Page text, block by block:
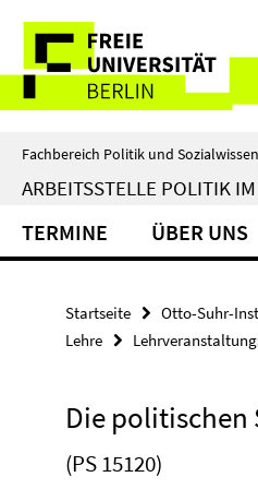
direkt
Inhalt
Service-
Navigation
Fachbereich Politik und
ARBEITSSTELLE POLITIK
TERMINE ÜBER UNS
Startseite Otto-Suhr-
Lehre
Die politischen
(PS 15120)